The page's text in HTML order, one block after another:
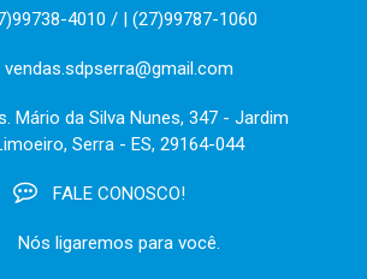
4010 / | (27)99787-1060
vendas.sdpserra@gmail.com
Mário da Silva Nunes, 347 - Jardim
Serra - ES, 29164-044
FALE CONOSCO!
Nós ligaremos para você.